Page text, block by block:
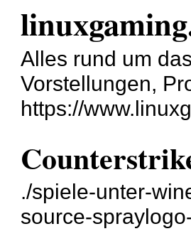
Alles rund um
Vorstellungen,
https://
./spiele-unter-
source-